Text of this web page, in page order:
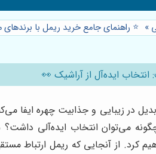
» ⭐️ راهنمای جامع خرید ریمل با
ایده‌آل از آراشیک 👀
زیبایی و جذابیت چهره ایفا
می‌توان انتخاب ایده‌آلی
کرد. از آنجایی که ریمل ارتباط